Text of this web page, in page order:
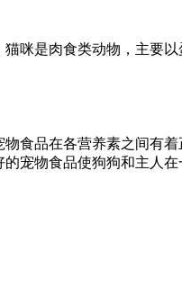
咪是肉食类动物，主要
食品在各营养素之间有
宠物食品使狗狗和主人